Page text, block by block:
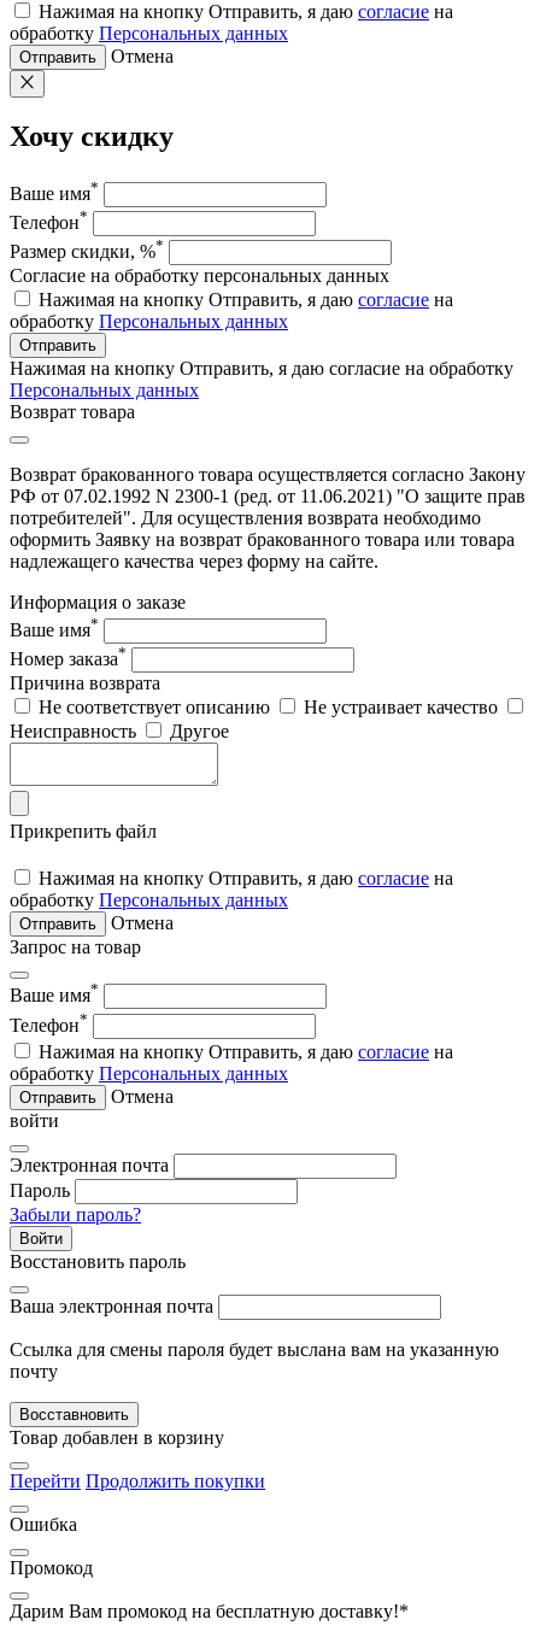
Нажимая на кнопку Отправить, я даю согласие на
обработку Персональных данных
Отправить Отмена
Хочу скидку
Ваше имя*
Телефон*
Размер скидки, %*
Согласие на обработку персональных данных
Нажимая на кнопку Отправить, я даю согласие на
обработку Персональных данных
Отправить
Нажимая на кнопку Отправить, я даю согласие на обработку
Персональных данных
Возврат товара
Возврат бракованного товара осуществляется согласно Закону
РФ от 07.02.1992 N 2300-1 (ред. от 11.06.2021) "О защите прав
потребителей". Для осуществления возврата необходимо
оформить Заявку на возврат бракованного товара или товара
надлежащего качества через форму на сайте.
Информация о заказе
Ваше имя*
Номер заказа*
Причина возврата
Не соответствует описанию
Не устраивает качество
Неисправность
Другое
Прикрепить файл
Нажимая на кнопку Отправить, я даю согласие на
обработку Персональных данных
Отправить
Отмена
Запрос на товар
Ваше имя*
Телефон*
Нажимая на кнопку Отправить, я даю согласие на
обработку Персональных данных
Отправить
Отмена
войти
Электронная почта
Пароль
Забыли пароль?
Войти
Восстановить пароль
Ваша электронная почта
Ссылка для смены пароля будет выслана вам на указанную
почту
Восставновить
Товар добавлен в корзину
Перейти Продолжить покупки
Ошибка
Промокод
Дарим Вам промокод на бесплатную доставку!*